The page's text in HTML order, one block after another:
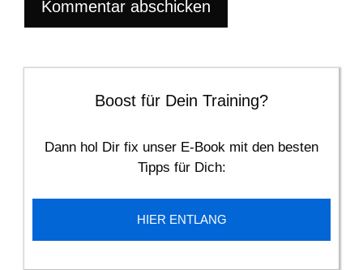
Boost für Dein Training?
Dann hol Dir fix unser E-Book mit den besten
Tipps für Dich:
HIER ENTLANG